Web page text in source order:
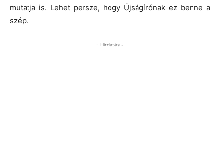
mutatja is. Lehet persze, hogy Újságírónak ez benne a
szép.
- Hirdetés -